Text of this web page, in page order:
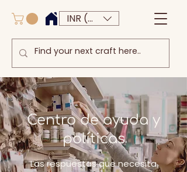
INR (₹)
Centro de ayuda y
políticas
Las respuestas que necesita